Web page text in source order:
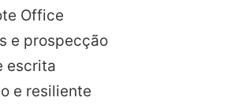
Office
e prospecção
escrita
e resiliente